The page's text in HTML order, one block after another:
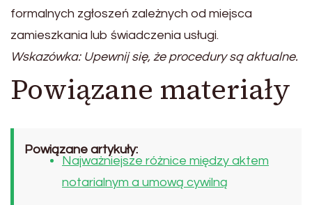
formalnych zgłoszeń zależnych od miejsca
zamieszkania lub świadczenia usługi.
Wskazówka: Upewnij się, że procedury są aktualne.
Powiązane materiały
Powiązane artykuły:
Najważniejsze różnice między aktem
notarialnym a umową cywilną